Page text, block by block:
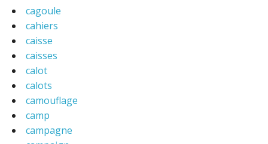
cagoule
cahiers
caisse
caisses
calot
calots
camouflage
camp
campagne